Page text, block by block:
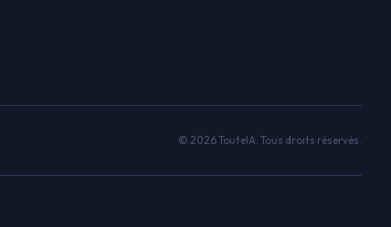
© 2026 TouteIA. Tous droits réservés.